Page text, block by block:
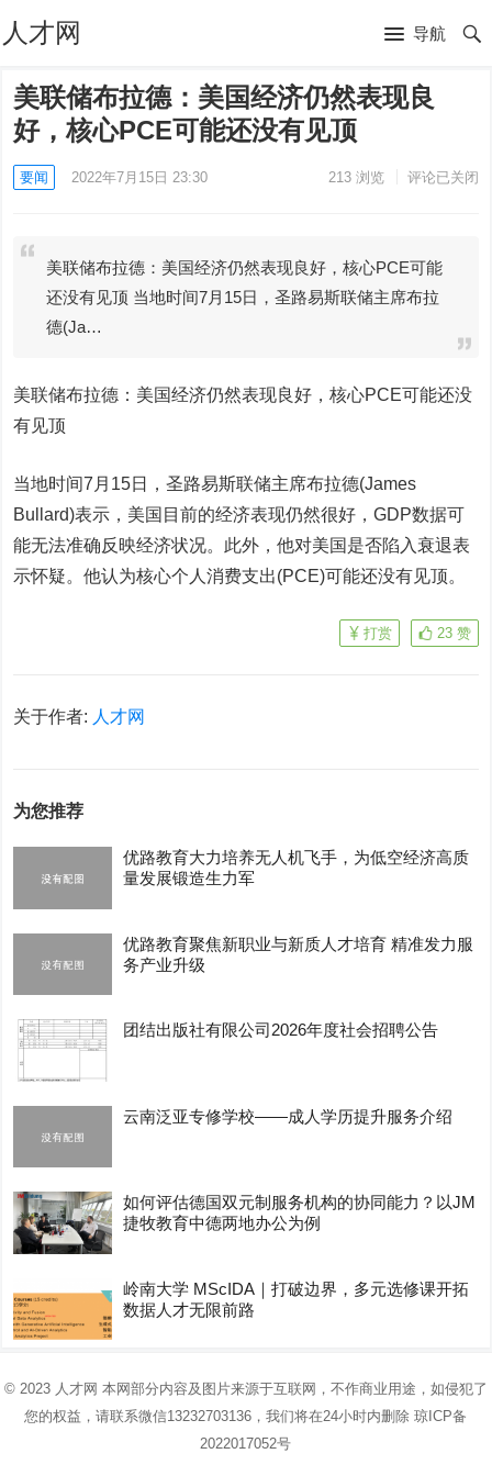
人才网 导航
美联储布拉德：美国经济仍然表现良
好，核心PCE可能还没有见顶
要闻 2022年7月15日 23:30 213浏览 评论已关闭
美联储布拉德：美国经济仍然表现良好，核心PCE可能
还没有见顶 当地时间7月15日，圣路易斯联储主席布拉
德(Ja…
美联储布拉德：美国经济仍然表现良好，核心PCE可能还没
有见顶
当地时间7月15日，圣路易斯联储主席布拉德(James
Bullard)表示，美国目前的经济表现仍然很好，GDP数据可
能无法准确反映经济状况。此外，他对美国是否陷入衰退表
示怀疑。他认为核心个人消费支出(PCE)可能还没有见顶。
23 赞
打赏
关于作者: 人才网
为您推荐
优路教育大力培养无人机飞手，为低空经济高质
量发展锻造生力军
优路教育聚焦新职业与新质人才培育 精准发力服
务产业升级
团结出版社有限公司2026年度社会招聘公告
云南泛亚专修学校——成人学历提升服务介绍
如何评估德国双元制服务机构的协同能力？以JM
捷牧教育中德两地办公为例
岭南大学 MScIDA｜打破边界，多元选修课开拓
数据人才无限前路
© 2023 人才网 本网部分内容及图片来源于互联网，不作商业用途，如侵犯了
您的权益，请联系微信13232703136，我们将在24小时内删除琼ICP备
2022017052号